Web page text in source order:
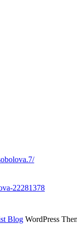
22281378
Blog WordPress